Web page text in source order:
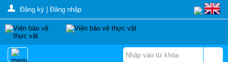
Đăng ký Đăng nhập